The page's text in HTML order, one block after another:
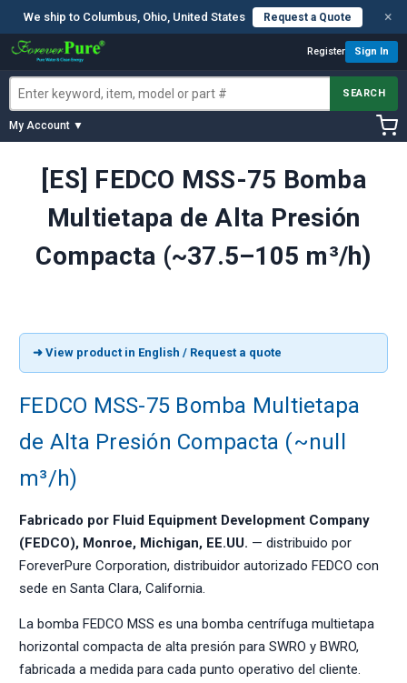
We ship to Columbus, Ohio, United States Request a Quote ×
Register Sign In
SEARCH
My Account ▼
[ES] FEDCO MSS-75 Bomba
Multietapa de Alta Presión
Compacta (~37.5–105 m³/h)
➜ View product in English / Request a quote
FEDCO MSS-75 Bomba Multietapa
de Alta Presión Compacta (~null
m³/h)
Fabricado por Fluid Equipment Development Company
(FEDCO), Monroe, Michigan, EE.UU. — distribuido por
ForeverPure Corporation, distribuidor autorizado FEDCO con
sede en Santa Clara, California.
La bomba FEDCO MSS es una bomba centrífuga multietapa
horizontal compacta de alta presión para SWRO y BWRO,
fabricada a medida para cada punto operativo del cliente.